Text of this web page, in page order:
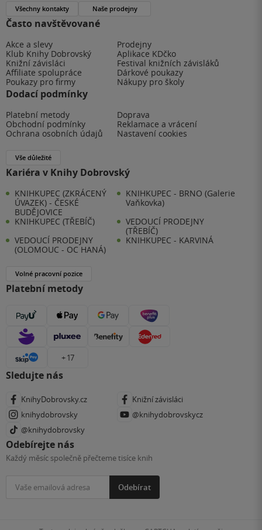
Často navštěvované
Akce a slevy
Prodejny
Klub Knihy Dobrovský
Aplikace KDčko
Knižní závisláci
Festival knižních závisláků
Affiliate spolupráce
Dárkové poukazy
Poukazy pro firmy
Nákupy pro školy
Dodací podmínky
Platební metody
Doprava
Obchodní podmínky
Reklamace a vrácení
Ochrana osobních údajů
Nastavení cookies
Vše důležité
Kariéra v Knihy Dobrovský
KNIHKUPEC (ZKRÁCENÝ
ÚVAZEK) - ČESKÉ
BUDĚJOVICE
KNIHKUPEC - BRNO (Galerie
Vaňkovka)
KNIHKUPEC (TŘEBÍČ)
VEDOUCÍ PRODEJNY
(TŘEBÍČ)
VEDOUCÍ PRODEJNY
(OLOMOUC - OC HANÁ)
KNIHKUPEC - KARVINÁ
Volné pracovní pozice
Platební metody
+ 17
Sledujte nás
KnihyDobrovsky.cz
Knižní závisláci
knihydobrovsky
@knihydobrovskycz
@knihydobrovsky
Odebírejte nás
Každý měsíc společně přečteme tisíce knih
Odebírat
Všechny kontakty Naše prodejny